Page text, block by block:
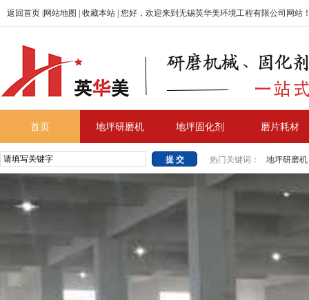
返回首页 网站地图 收藏本站 | 您好，欢迎来到无锡英华美环境工程有限公司网站
首页 地坪研磨机 地坪固化剂 磨片耗材
热门关键词： 地坪研磨机